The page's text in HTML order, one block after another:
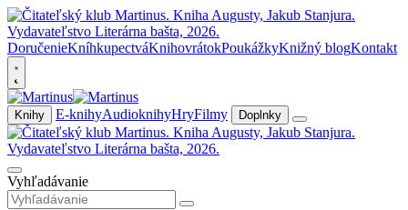
DoručenieKníhkupectváKnihovrátokPoukážkyKnižný blogKontakt
Knihy E-knihyAudioknihyHryFilmy Doplnky
Vyhľadávanie